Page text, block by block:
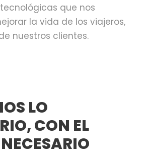
que nos
la vida de los viajeros,
nuestros clientes.
LO
CON EL